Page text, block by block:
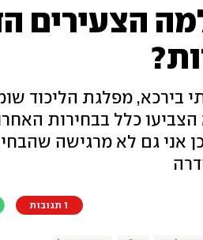
הצעירים
בירכא, מפלגת הליכוד
כלל בבחירות
אני גם לא מרגישה
1 תגובות